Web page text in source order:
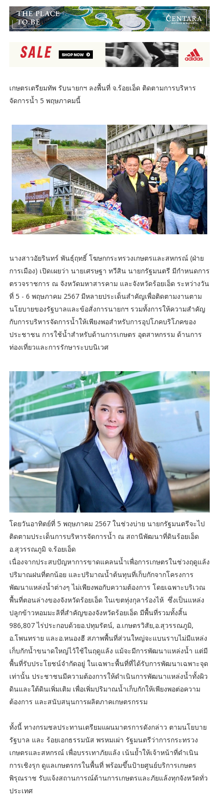
เกษตรเตรียมทัพ รับนายกฯ ลงพื้นที่ จ.ร้อยเอ็ด ติดตามการบริหาร
จัดการน้ำ 5 พฤษภาคมนี้
นางสาวอัยรินทร์ พันธุ์ฤทธิ์ โฆษกกระทรวงเกษตรและสหกรณ์ (ฝ่าย
การเมือง) เปิดเผยว่า นายเศรษฐา ทวีสิน นายกรัฐมนตรี มีกำหนดการ
ตรวจราชการ ณ จังหวัดมหาสารคาม และจังหวัดร้อยเอ็ด ระหว่างวัน
ที่ 5 - 6 พฤษภาคม 2567 มีหลายประเด็นสำคัญเพื่อติดตามงานตาม
นโยบายของรัฐบาลและข้อสั่งการนายกฯ รวมทั้งการให้ความสำคัญ
กับการบริหารจัดการน้ำให้เพียงพอสำหรับการอุปโภคบริโภคของ
ประชาชน การใช้น้ำสำหรับด้านการเกษตร อุตสาหกรรม ด้านการ
ท่องเที่ยวและการรักษาระบบนิเวศ
โดยวันอาทิตย์ที่ 5 พฤษภาคม 2567 ในช่วงบ่าย นายกรัฐมนตรีจะไป
ติดตามประเด็นการบริหารจัดการน้ำ ณ สถานีพัฒนาที่ดินร้อยเอ็ด
อ.สุวรรณภูมิ จ.ร้อยเอ็ด
เนื่องจากประสบปัญหาการขาดแคลนน้ำเพื่อการเกษตรในช่วงฤดูแล้ง
ปริมาณฝนที่ตกน้อย และปริมาณน้ำต้นทุนที่เก็บกักจากโครงการ
พัฒนาแหล่งน้ำต่างๆ ไม่เพียงพอกับความต้องการ โดยเฉพาะบริเวณ
พื้นที่ตอนล่างของจังหวัดร้อยเอ็ด ในเขตทุ่งกุลาร้องไห้ ซึ่งเป็นแหล่ง
ปลูกข้าวหอมมะลิที่สำคัญของจังหวัดร้อยเอ็ด มีพื้นที่รวมทั้งสิ้น
986,807 ไร่ประกอบด้วยอ.ปทุมรัตน์, อ.เกษตรวิสัย,อ.สุวรรณภูมิ,
อ.โพนทราย และอ.หนองฮี สภาพพื้นที่ส่วนใหญ่จะแบนราบไม่มีแหล่ง
เก็บกักน้ำขนาดใหญ่ไว้ใช้ในฤดูแล้ง แม้จะมีการพัฒนาแหล่งน้ำ แต่มี
พื้นที่รับประโยชน์จำกัดอยู่ ในเฉพาะพื้นที่ที่ได้รับการพัฒนาเฉพาะจุด
เท่านั้น ประชาชนมีความต้องการให้ดำเนินการพัฒนาแหล่งน้ำทั้งผิว
ดินและใต้ดินเพิ่มเติม เพื่อเพิ่มปริมาณน้ำเก็บกักให้เพียงพอต่อความ
ต้องการ และสนับสนุนการผลิตภาคเกษตรกรรม
ทั้งนี้ ทางกรมชลประทานเตรียมแผนมาตรการดังกล่าว ตามนโยบาย
รัฐบาล และ ร้อยเอกธรรมนัส พรหมเผ่า รัฐมนตรีว่าการกระทรวง
เกษตรและสหกรณ์ เพื่อบรรเทาภัยแล้ง เน้นย้ำให้เจ้าหน้าที่ดำเนิน
การเชิงรุก ดูแลเกษตรกรในพื้นที่ พร้อมขึ้นป้ายศูนย์บริการเกษตร
พิรุณราช รับแจ้งสถานการณ์ด้านการเกษตรและภัยแล้งทุกจังหวัดทั่ว
ประเทศ